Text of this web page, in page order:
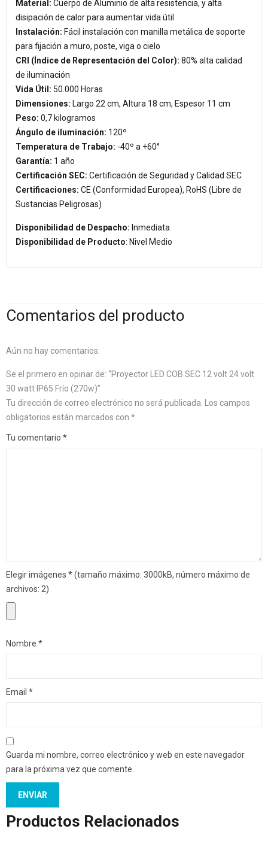
Material: Cuerpo de Aluminio de alta resistencia, y alta
disipación de calor para aumentar vida útil
Instalación: Fácil instalación con manilla metálica de soporte
para fijación a muro, poste, viga o cielo
CRI (Índice de Representación del Color): 80% alta calidad
de iluminación
Vida Útil: 50.000 Horas
Dimensiones: Largo 22 cm, Altura 18 cm, Espesor 11 cm
Peso: 0,7 kilogramos
Ángulo de iluminación: 120º
Temperatura de Trabajo: -40º a +60°
Garantía: 1 año
Certificación SEC: Certificación de Seguridad y Calidad SEC
Certificaciones: CE (Conformidad Europea), RoHS (Libre de
Sustancias Peligrosas)
Disponibilidad de Despacho: Inmediata
Disponibilidad de Producto: Nivel Medio
Comentarios del producto
Aún no hay comentarios.
Se el primero en opinar de: “Proyector LED COB SEC 12 volt 24 volt
30 watt IP65 Frío (270w)”
Tu dirección de correo electrónico no será publicada.
Los campos
obligatorios están marcados con *
Tu comentario *
Elegir imágenes *(tamaño máximo: 3000kB, número máximo de
archivos: 2)
Nombre *
Email *
Guarda mi nombre, correo electrónico y web en este navegador
para la próxima vez que comente.
Productos Relacionados